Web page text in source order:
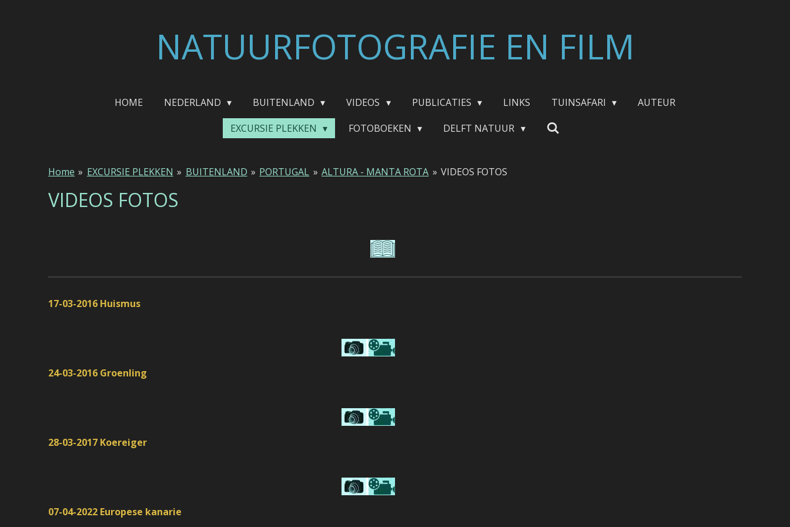
NATUURFOTOGRAFIE EN FILM
HOME NEDERLAND BUITENLAND VIDEOS PUBLICATIES LINKS TUINSAFARI
AUTEUR
EXCURSIE PLEKKEN
FOTOBOEKEN DELFT NATUUR
Home » EXCURSIE PLEKKEN » BUITENLAND » PORTUGAL » ALTURA - MANTA ROTA » VIDEOS FOTOS
VIDEOS FOTOS
17-03-2016 Huismus
24-03-2016 Groenling
28-03-2017 Koereiger
07-04-2022 Europese kanarie